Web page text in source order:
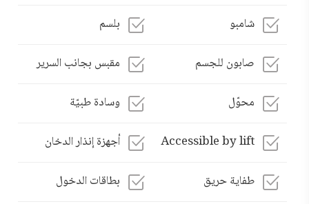
شامبو
بلسم
صابون للجسم
مقبس بجانب السرير
محوّل
وسادة طبيّة
Accessible by lift
أجهزة إنذار الدخان
طفاية حريق
بطاقات الدخول